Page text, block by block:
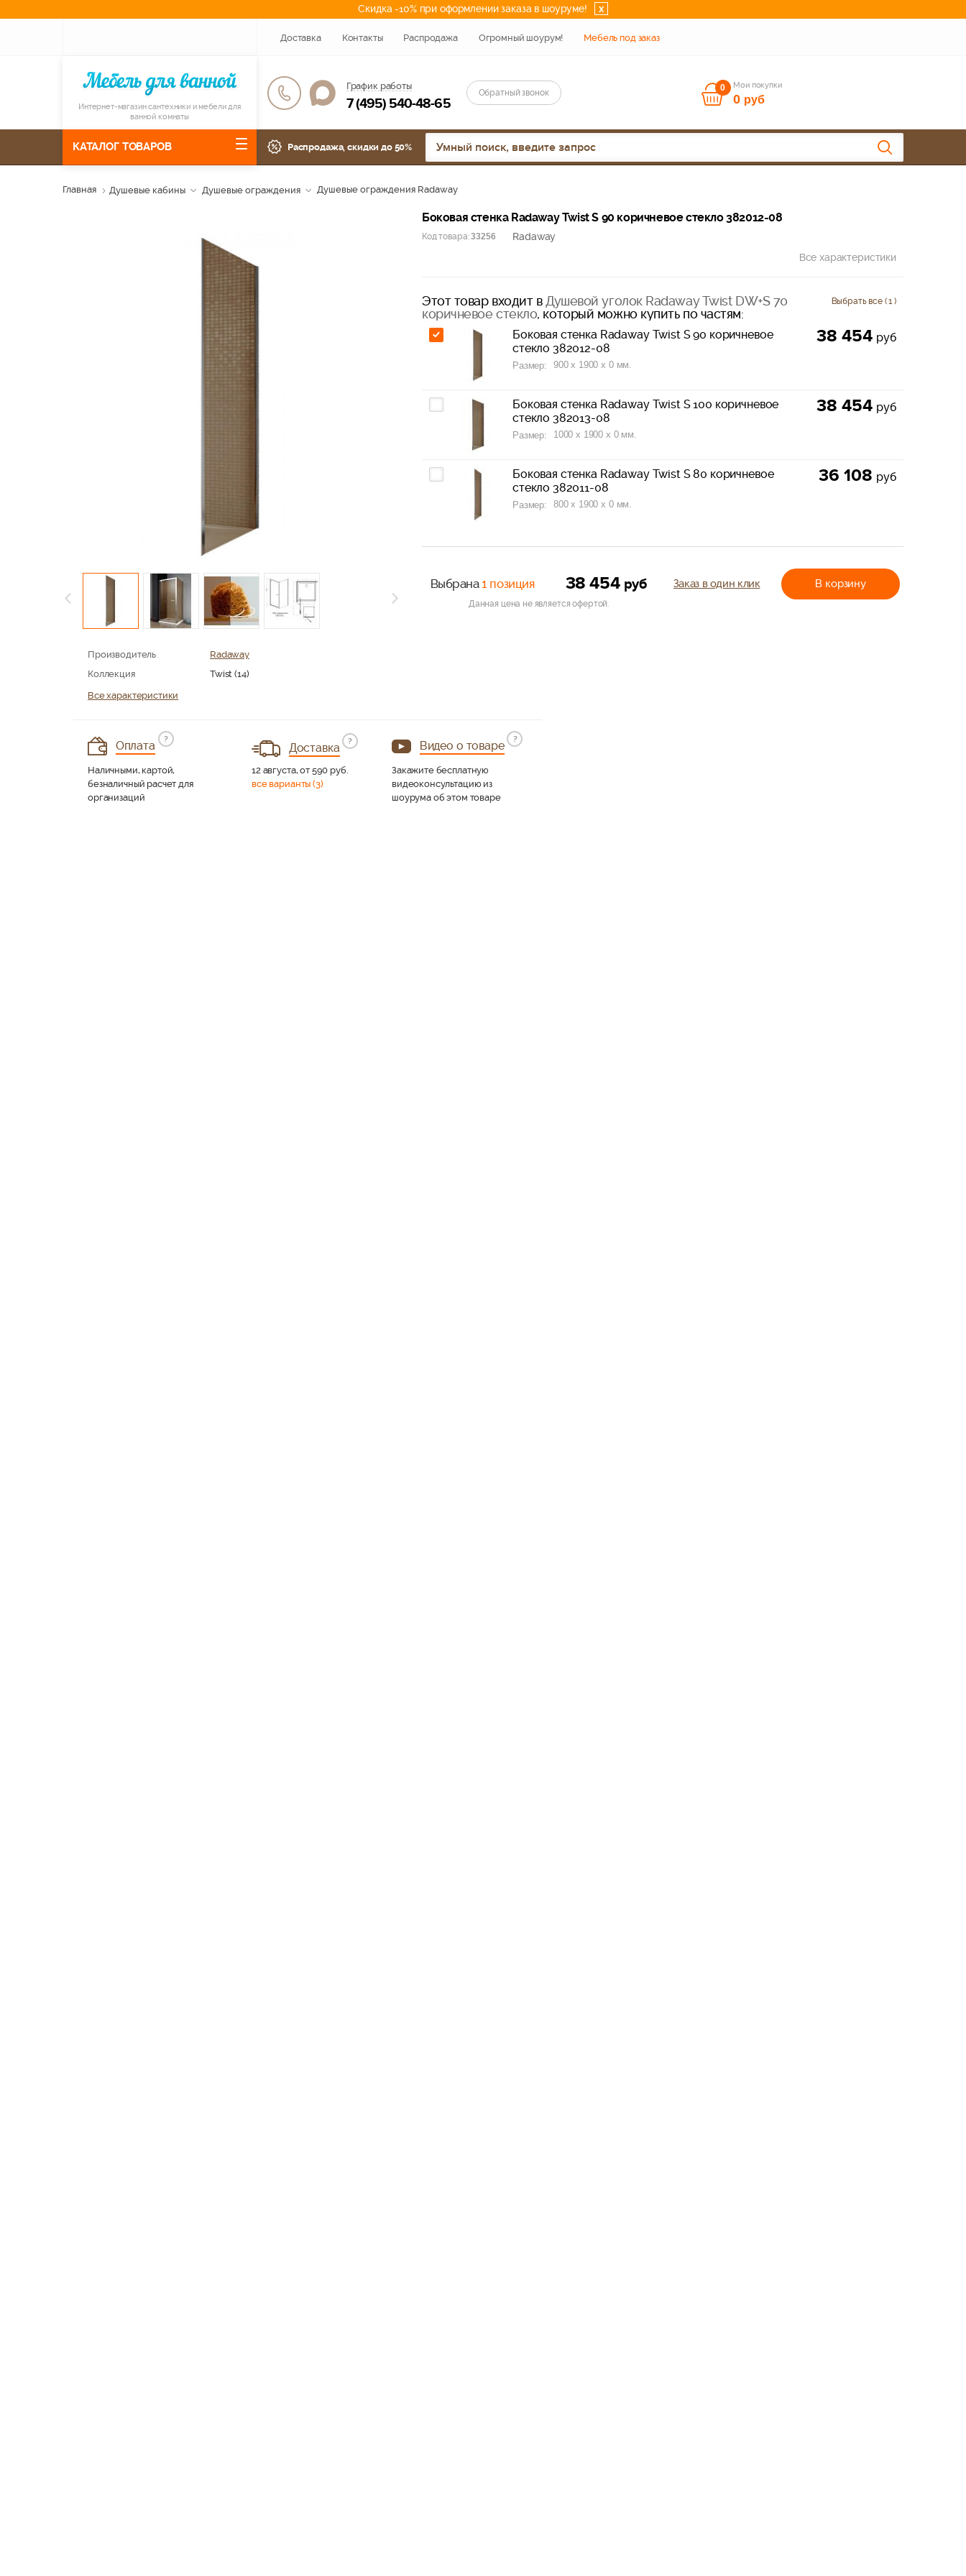
Скидка -10% при оформлении заказа в шоуруме! x
Доставка Контакты Распродажа Огромный шоурум! Мебель под заказ
Интернет-магазин сантехники и мебели для
ванной комнаты
График работы
7 (495) 540-48-65
Обратный звонок 0 Мои покупки
0 руб
КАТАЛОГ ТОВАРОВ Распродажа, скидки до 50%
Главная Душевые кабины Душевые ограждения Душевые ограждения Radaway
Боковая стенка Radaway Twist S 90 коричневое стекло 382012-08
Код товара: 33256
Radaway
Все характеристики
Производитель
Radaway
Коллекция
Twist (14)
Все характеристики
Выбрать все ( 1 )
Этот товар входит в Душевой уголок Radaway Twist DW+S 70
коричневое стекло, который можно купить по частям:
Боковая стенка Radaway Twist S 90 коричневое
стекло 382012-08
Размер: 900 x 1900 x 0 мм.
38 454 руб
Боковая стенка Radaway Twist S 100 коричневое
стекло 382013-08
Размер: 1000 x 1900 x 0 мм.
38 454 руб
Боковая стенка Radaway Twist S 80 коричневое
стекло 382011-08
Размер: 800 x 1900 x 0 мм.
36 108 руб
Выбрана1 позиция 38 454 руб В корзину
Заказ в один клик
Данная цена не является офертой.
Оплата
?
Наличными, картой,
безналичный расчет для
организаций
Доставка
?
12 августа, от 590 руб.
все варианты (3)
Видео о товаре
?
Закажите бесплатную
видеоконсультацию из
шоурума об этом товаре